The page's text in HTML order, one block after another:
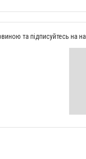
та підписуйтесь на